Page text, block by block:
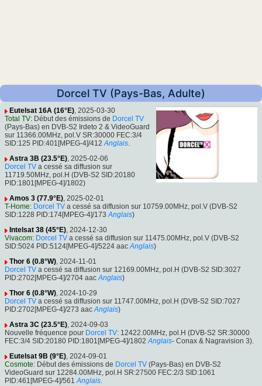
Dorcel TV (Pays-Bas, Adulte)
Eutelsat 16A (16°E), 2025-03-30
Total TV: Début des émissions de Dorcel TV
(Pays-Bas) en DVB-S2 Irdeto 2 & VideoGuard
sur 11366.00MHz, pol.V SR:30000 FEC:3/4
SID:125 PID:401[MPEG-4]/412 Anglais.
Astra 3B (23.5°E), 2025-02-06
Dorcel TV a cessé sa diffusion sur
11719.50MHz, pol.H (DVB-S2 SID:20180
PID:1801[MPEG-4]/1802)
Amos 3 (77.9°E), 2025-02-01
T-Home: Dorcel TV a cessé sa diffusion sur 10759.00MHz, pol.V (DVB-S2
SID:1228 PID:174[MPEG-4]/173 Anglais)
Intelsat 38 (45°E), 2024-12-30
Vivacom: Dorcel TV a cessé sa diffusion sur 11475.00MHz, pol.V (DVB-S2
SID:5024 PID:5124[MPEG-4]/5224 aac Anglais)
Thor 6 (0.8°W), 2024-11-01
Dorcel TV a cessé sa diffusion sur 12169.00MHz, pol.H (DVB-S2 SID:3027
PID:2702[MPEG-4]/2704 aac Anglais)
Thor 6 (0.8°W), 2024-10-29
Dorcel TV a cessé sa diffusion sur 11747.00MHz, pol.H (DVB-S2 SID:7027
PID:2702[MPEG-4]/273 aac Anglais)
Astra 3C (23.5°E), 2024-09-03
Nouvelle fréquence pour Dorcel TV: 12422.00MHz, pol.H (DVB-S2 SR:30000
FEC:3/4 SID:20180 PID:1801[MPEG-4]/1802 Anglais- Conax & Nagravision 3).
Eutelsat 9B (9°E), 2024-09-01
Cosmote: Début des émissions de Dorcel TV (Pays-Bas) en DVB-S2
VideoGuard sur 12284.00MHz, pol.H SR:27500 FEC:2/3 SID:1061
PID:461[MPEG-4]/561 Anglais.